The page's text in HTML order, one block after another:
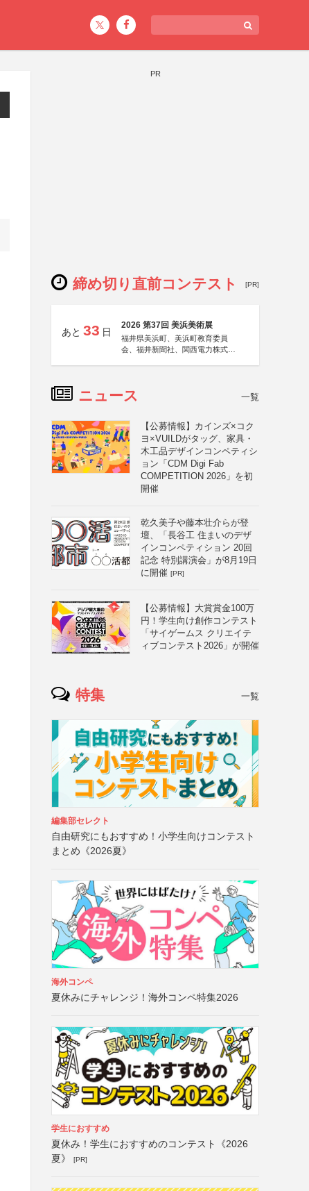
PR
締め切り直前コンテスト [PR]
あと 33 日
2026 第37回 美浜美術展
福井県美浜町、美浜町教育委員
会、福井新聞社、関西電力株式会
ニュース 一覧
【公募情報】カインズ×コク
ヨ×VUILDがタッグ、家具・
木工品デザインコンペティシ
ョン「CDM Digi Fab
COMPETITION 2026」を初
開催
乾久美子や藤本壮介らが登
壇、「長谷工 住まいのデザ
インコンペティション 20回
記念 特別講演会」が8月19日
に開催 [PR]
【公募情報】大賞賞金100万
円！学生向け創作コンテスト
「サイゲームス クリエイテ
ィブコンテスト2026」が開催
特集 一覧
編集部セレクト
自由研究にもおすすめ！小学生向けコンテスト
まとめ《2026夏》
海外コンペ
夏休みにチャレンジ！海外コンペ特集2026
学生におすすめ
夏休み！学生におすすめのコンテスト《2026
夏》
[PR]